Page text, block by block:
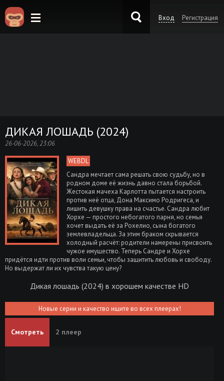
Вход Регистрация
ДИКАЯ ЛОШАДЬ (2024)
26-06-2026, 23:06
WEBDL
Сандра мечтает сама решать свою судьбу, но в
родном доме её жизнь давно стала борьбой.
Жестокая мачеха Карлотта пытается настроить
против неё отца, Дона Максимо Родригеса, и
лишить девушку права на счастье. Сандра любит
Хорхе — простого небогатого парня, но семья
хочет выдать её за Рохелио, сына богатого
землевладельца. За этим браком скрывается
холодный расчёт: родители намерены присвоить
чужое имущество. Теперь Сандре и Хорхе
придётся идти против воли семьи, чтобы защитить любовь и свободу.
Но выдержат ли их чувства такую цену?
Дикая лошадь (2024) в хорошем качестве HD
Новые серии и качество ищите во всех плеерах!
Смотреть 2 плеер